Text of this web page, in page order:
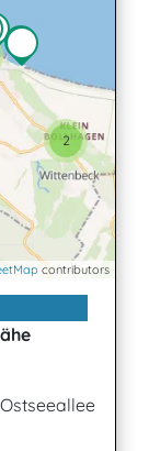
2
contributors
Ostseeallee